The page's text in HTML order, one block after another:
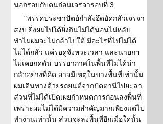
นอกรอบกับตนก่อนเจรจารอบที่ 3
"พรรคประชาปัตย์กำลังอึดอัดกลัวเจรจา
สงบ ยิ่งผมไปใต้ยิ่งกินไม่ได้นอนไม่หลับ
ทำไมผมจะไม่กล้าไปใต้ มีอะไรที่ไปไม่ได้
ไม่ได้กลัว แค่รอดูจังหวะเวลา และนายกฯ
ไม่เคยกดดัน บรรยากาศในพื้นที่ไม่ได้น่า
กลัวอย่างที่คิด อาจมีเหตุในบางพื้นที่เท่านั้น
ผมเดินทางด้วยรถยนต์จากปัตตานีไปยะลา
ส่วนที่ไม่ได้เปิดเผยกำหนดการก่อนลงพื้นที่
เพราะผมไม่ได้มีความสำคัญมากเพียงแต่ไป
ทำงานเท่านั้น ส่วนจะลงพื้นที่อีกเมื่อใดนั้น